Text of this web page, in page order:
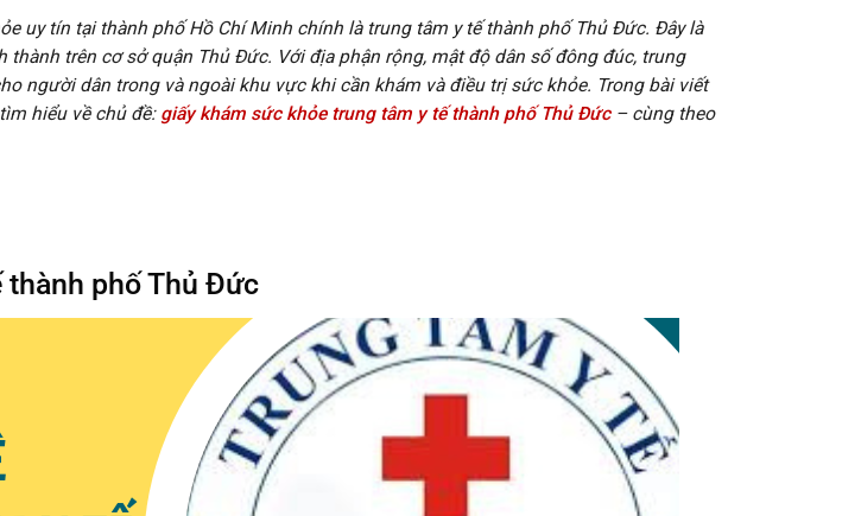
uy tín tại thành phố Hồ Chí Minh chính là trung tâm y tế thành phố Thủ Đức. Đây là
trên cơ sở quận Thủ Đức. Với địa phận rộng, mật độ dân số đông đúc, trung
người dân trong và ngoài khu vực khi cần khám và điều trị sức khỏe. Trong bài viết
hiểu về chủ đề: giấy khám sức khỏe trung tâm y tế thành phố Thủ Đức– cùng theo
thành phố Thủ Đức